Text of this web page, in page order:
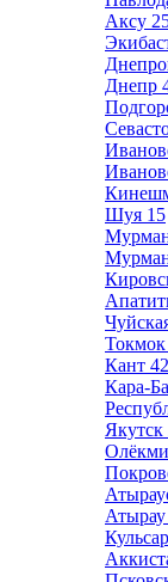
Аксу
Днепр
Шуя 15
Токмок
Кант 42
Кара-
Якутск
Атырау